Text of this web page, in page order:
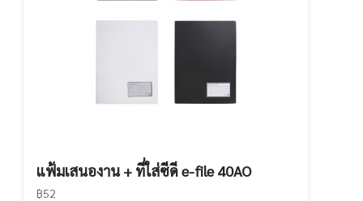
แฟ้มเสนองาน + ที่ใส่ซีดี e-file 40AO
฿52